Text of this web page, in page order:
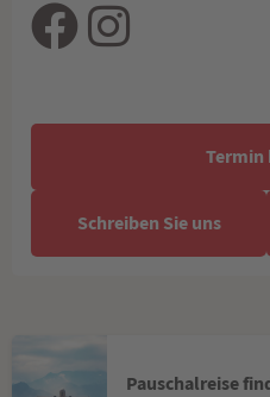
Termin
Schreiben Sie uns
Pauschalreise